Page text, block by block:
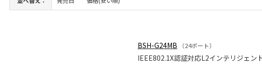
BSH-G24MB （24ポート）
IEEE802.1X認証対応L2インテリジェン